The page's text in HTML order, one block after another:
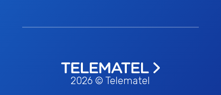
2026 © Telematel